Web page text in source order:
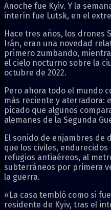
Anoche fue Kyiv. Y la
interín fue Lutsk, en el
Hace tres años, los drones
Irán, eran una novedad
primero zumbando,
el cielo nocturno sobre la
octubre de 2022.
Pero ahora todo el mundo
más reciente y aterradora:
picado que algunos
alemanes de la Segunda
El sonido de enjambres de
que los civiles,
refugios antiaéreos, al
subterráneos por primera
la guerra.
«La casa tembló como si
residente de Kyiv, tras el